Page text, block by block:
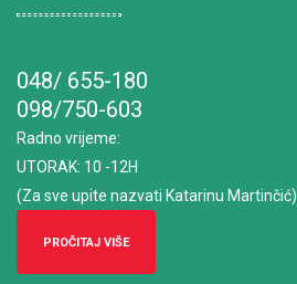
048/ 655-180
098/750-603
Radno vrijeme:
UTORAK: 10 -12H
(Za sve upite nazvati Katarinu Martinčić)
PROČITAJ VIŠE